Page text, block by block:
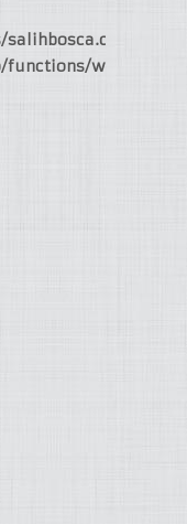
salihbosca.com/
widget-